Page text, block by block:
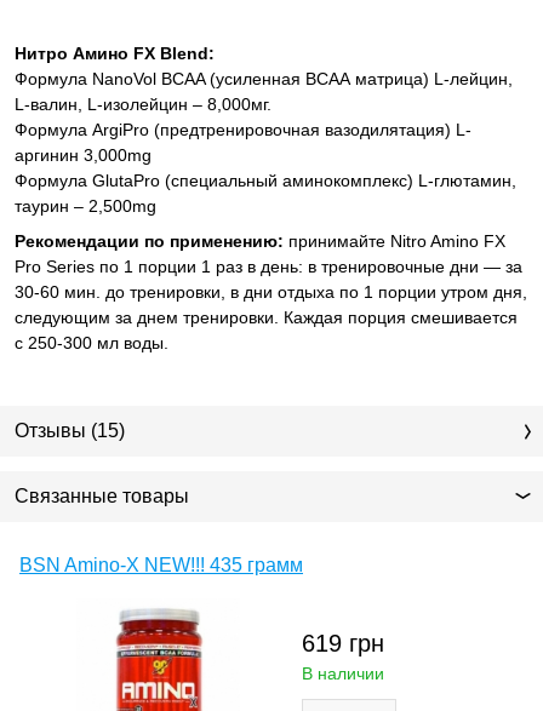
Нитро Амино FX Blend:
Формула NanoVol BCAA (усиленная ВСАА матрица) L-лейцин,
L-валин, L-изолейцин – 8,000мг.
Формула ArgiPro (предтренировочная вазодилятация) L-
аргинин 3,000mg
Формула GlutaPro (специальный аминокомплекс) L-глютамин,
таурин – 2,500mg
Рекомендации по применению: принимайте Nitro Amino FX
Pro Series по 1 порции 1 раз в день: в тренировочные дни — за
30-60 мин. до тренировки, в дни отдыха по 1 порции утром дня,
следующим за днем тренировки. Каждая порция смешивается
с 250-300 мл воды.
Отзывы (15)
Связанные товары
BSN Amino-X NEW!!! 435 грамм
619 грн
В наличии